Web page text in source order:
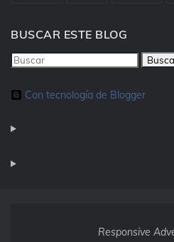
BUSCAR ESTE BLOG
Con tecnología de Blogger
Responsive